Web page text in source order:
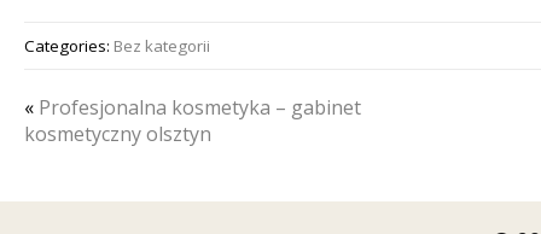
Categories: Bez kategorii
« Profesjonalna kosmetyka – gabinet
kosmetyczny olsztyn